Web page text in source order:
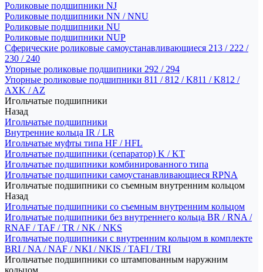
Роликовые подшипники NJ
Роликовые подшипники NN / NNU
Роликовые подшипники NU
Роликовые подшипники NUP
Сферические роликовые самоустанавливающиеся 213 / 222 /
230 / 240
Упорные роликовые подшипники 292 / 294
Упорные роликовые подшипники 811 / 812 / K811 / K812 /
AXK / AZ
Игольчатые подшипники
Назад
Игольчатые подшипники
Внутренние кольца IR / LR
Игольчатые муфты типа HF / HFL
Игольчатые подшипники (сепаратор) K / KT
Игольчатые подшипники комбинированного типа
Игольчатые подшипники самоустанавливающиеся RPNA
Игольчатые подшипники со съемным внутренним кольцом
Назад
Игольчатые подшипники со съемным внутренним кольцом
Игольчатые подшипники без внутреннего кольца BR / RNA /
RNAF / TAF / TR / NK / NKS
Игольчатые подшипники с внутренним кольцом в комплекте
BRI / NA / NAF / NKI / NKIS / TAFI / TRI
Игольчатые подшипники со штампованным наружним
кольцом